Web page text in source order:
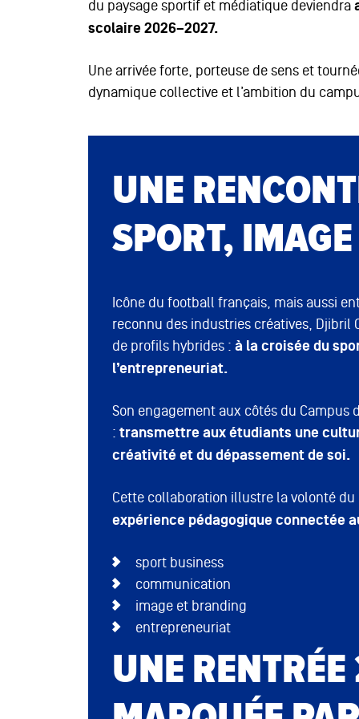
du paysage sportif et médiatique deviendra
scolaire 2026–2027.
Une arrivée forte, porteuse de sens et
dynamique collective et l’ambition du
UNE
SPORT,
Icône du football français, mais aussi
reconnu des industries créatives, Djibril
de profils hybrides : à la croisée du
l’entrepreneuriat.
Son engagement aux côtés du Campus
: transmettre aux étudiants une
créativité et du dépassement de soi.
Cette collaboration illustre la volonté
expérience pédagogique connectée
sport business
communication
image et branding
entrepreneuriat
UNE